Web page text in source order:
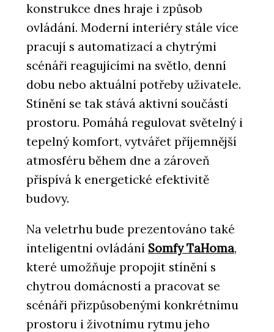
konstrukce dnes hraje i způsob
ovládání. Moderní interiéry stále více
pracují s automatizací a chytrými
scénáři reagujícími na světlo, denní
dobu nebo aktuální potřeby uživatele.
Stínění se tak stává aktivní součástí
prostoru. Pomáhá regulovat světelný i
tepelný komfort, vytvářet příjemnější
atmosféru během dne a zároveň
přispívá k energetické efektivitě
budovy.
Na veletrhu bude prezentováno také
inteligentní ovládání Somfy TaHoma,
které umožňuje propojit stínění s
chytrou domácností a pracovat se
scénáři přizpůsobenými konkrétnímu
prostoru i životnímu rytmu jeho